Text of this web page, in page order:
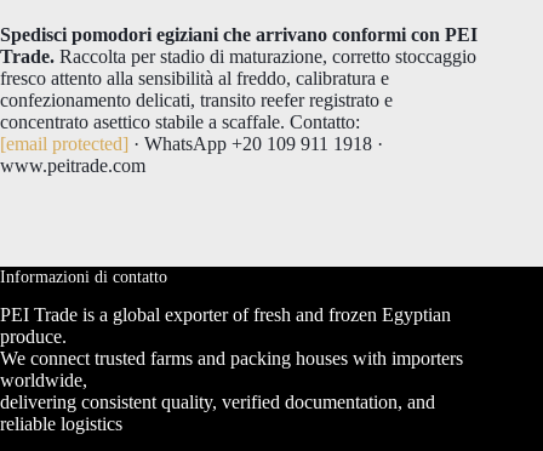
Spedisci pomodori egiziani che arrivano conformi con PEI
Trade. Raccolta per stadio di maturazione, corretto stoccaggio
fresco attento alla sensibilità al freddo, calibratura e
confezionamento delicati, transito reefer registrato e
concentrato asettico stabile a scaffale. Contatto:
[email protected] · WhatsApp +20 109 911 1918 ·
www.peitrade.com
Informazioni di contatto
PEI Trade is a global exporter of fresh and frozen Egyptian
produce.
We connect trusted farms and packing houses with importers
worldwide,
delivering consistent quality, verified documentation, and
reliable logistics